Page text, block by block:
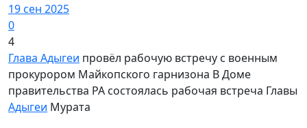
19 сен 2025
0
4
Глава Адыгеи провёл рабочую встречу с военным
прокурором Майкопского гарнизона В Доме
правительства РА состоялась рабочая встреча Главы
Адыгеи Мурата